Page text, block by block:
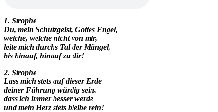
1. Strophe
Du, mein Schutzgeist, Gottes Engel,
weiche, weiche nicht von mir,
leite mich durchs Tal der Mängel,
bis hinauf, hinauf zu dir!
2. Strophe
Lass mich stets auf dieser Erde
deiner Führung würdig sein,
dass ich immer besser werde
und mein Herz stets bleibe rein!